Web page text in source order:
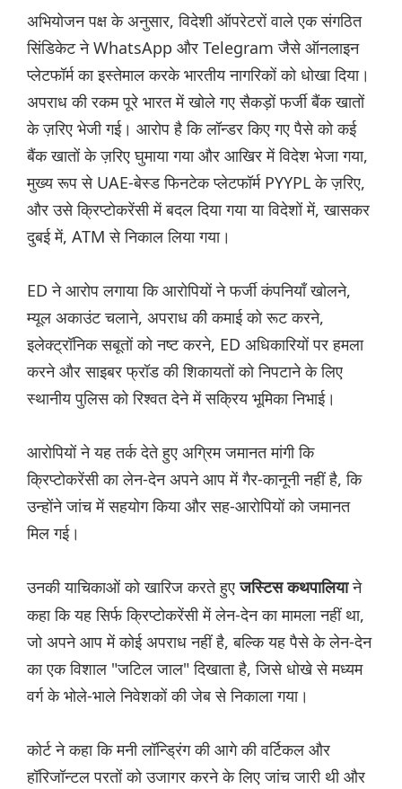
अभियोजन पक्ष के अनुसार, विदेशी ऑपरेटरों वाले एक संगठित
सिंडिकेट ने WhatsApp और Telegram जैसे ऑनलाइन
प्लेटफॉर्म का इस्तेमाल करके भारतीय नागरिकों को धोखा दिया।
अपराध की रकम पूरे भारत में खोले गए सैकड़ों फर्जी बैंक खातों
के ज़रिए भेजी गई। आरोप है कि लॉन्डर किए गए पैसे को कई
बैंक खातों के ज़रिए घुमाया गया और आखिर में विदेश भेजा गया,
मुख्य रूप से UAE-बेस्ड फिनटेक प्लेटफॉर्म PYYPL के ज़रिए,
और उसे क्रिप्टोकरेंसी में बदल दिया गया या विदेशों में, खासकर
दुबई में, ATM से निकाल लिया गया।
ED ने आरोप लगाया कि आरोपियों ने फर्जी कंपनियाँ खोलने,
म्यूल अकाउंट चलाने, अपराध की कमाई को रूट करने,
इलेक्ट्रॉनिक सबूतों को नष्ट करने, ED अधिकारियों पर हमला
करने और साइबर फ्रॉड की शिकायतों को निपटाने के लिए
स्थानीय पुलिस को रिश्वत देने में सक्रिय भूमिका निभाई।
आरोपियों ने यह तर्क देते हुए अग्रिम जमानत मांगी कि
क्रिप्टोकरेंसी का लेन-देन अपने आप में गैर-कानूनी नहीं है, कि
उन्होंने जांच में सहयोग किया और सह-आरोपियों को जमानत
मिल गई।
उनकी याचिकाओं को खारिज करते हुएजस्टिस कथपालियाने
कहा कि यह सिर्फ क्रिप्टोकरेंसी में लेन-देन का मामला नहीं था,
जो अपने आप में कोई अपराध नहीं है, बल्कि यह पैसे के लेन-देन
का एक विशाल "जटिल जाल" दिखाता है, जिसे धोखे से मध्यम
वर्ग के भोले-भाले निवेशकों की जेब से निकाला गया।
कोर्ट ने कहा कि मनी लॉन्ड्रिंग की आगे की वर्टिकल और
हॉरिजॉन्टल परतों को उजागर करने के लिए जांच जारी थी और